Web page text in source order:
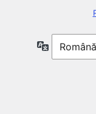
Limbă